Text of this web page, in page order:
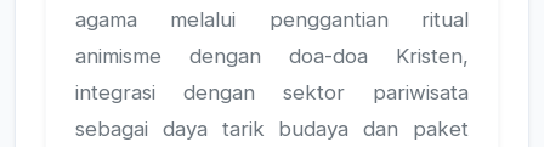
agama melalui penggantian ritual
animisme dengan doa-doa Kristen,
integrasi dengan sektor pariwisata
sebagai daya tarik budaya dan paket